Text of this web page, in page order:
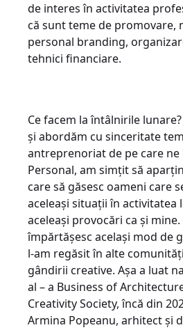
de interes în activitatea
că sunt teme de promovare,
personal branding,
tehnici financiare.
Ce facem la întâlnirile
și abordăm cu sinceritate
antreprenoriat de pe care ne
Personal, am simțit să
care să găsesc oameni care
aceleași situații în activitatea
aceleași provocări ca și
împărtășesc același mod de
l-am regăsit în alte
gândirii creative. Așa a luat
al – a Business of
Creativity Society, încă din
Armina Popeanu, arhitect și